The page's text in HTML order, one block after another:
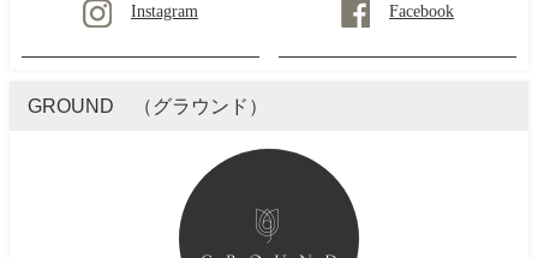
Instagram Facebook
GROUND （グラウンド）